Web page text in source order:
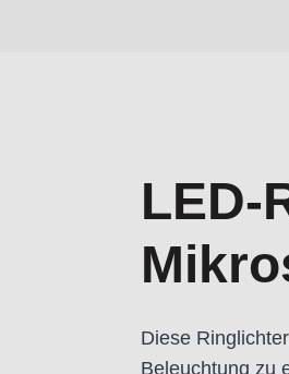
LED-
Diese
Beleuchtung zu